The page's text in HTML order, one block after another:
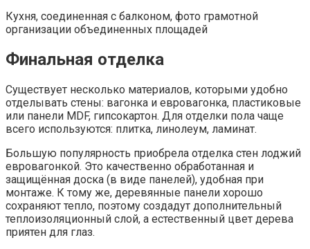
Кухня, соединенная с балконом, фото грамотной
организации объединенных площадей
Финальная отделка
Существует несколько материалов, которыми удобно
отделывать стены: вагонка и евровагонка, пластиковые
или панели MDF, гипсокартон. Для отделки пола чаще
всего используются: плитка, линолеум, ламинат.
Большую популярность приобрела отделка стен лоджий
евровагонкой. Это качественно обработанная и
защищённая доска (в виде панелей), удобная при
монтаже. К тому же, деревянные панели хорошо
сохраняют тепло, поэтому создадут дополнительный
теплоизоляционный слой, а естественный цвет дерева
приятен для глаз.